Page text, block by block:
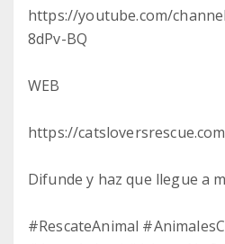
https://youtube.com/
8dPv-BQ
WEB
https://catsloversrescue.com
Difunde y haz que llegue a
#RescateAnimal